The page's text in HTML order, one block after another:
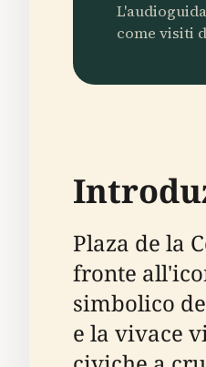
come visiti
Plaza de la
fronte
simbolico
e la vivace